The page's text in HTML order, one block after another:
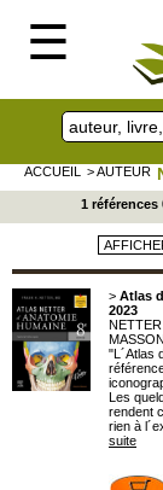
☰
ACCUEIL > AUTEUR
1 références
> Atlas
2023
MASSON
"L´Atlas
Les
rendent
rien à
suite